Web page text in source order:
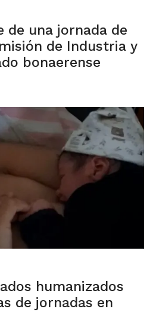
de una jornada de
de Industria y
bonaerense
humanizados
de jornadas en